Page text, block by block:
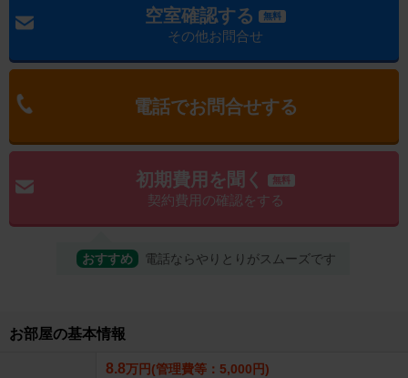
空室確認する 無料
その他お問合せ
電話でお問合せする
初期費用を聞く 無料
契約費用の確認をする
おすすめ 電話ならやりとりがスムーズです
お部屋の基本情報
8.8万円(管理費等：5,000円)